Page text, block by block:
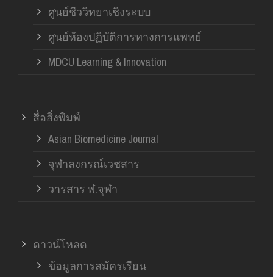
ศูนย์ชีววิทยาเชิงระบบ
ศูนย์ห้องปฏิบัติการทางการแพทย์
MDCU Learning & Innovation
สื่อสิ่งพิมพ์
Asian Biomedicine Journal
จุฬาลงกรณ์เวชสาร
วารสาร ฬ.จุฬา
ดาวน์โหลด
ข้อมูลการสมัครเรียน